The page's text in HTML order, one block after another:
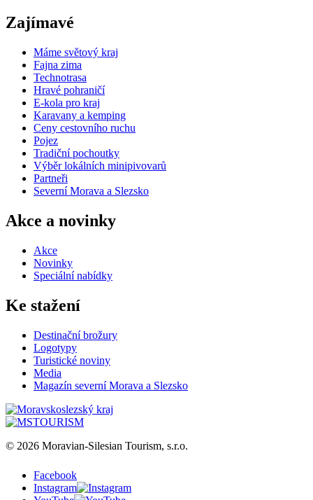
Zajímavé
Máme světový kraj
Fajna zima
Technotrasa
Hravé pohraničí
E-kola pro kraj
Karavany a kemping
Ceny cestovního ruchu
Pojez
Tradiční pochoutky
Výběr lokálních minipivovarů
Partneři
Severní Morava a Slezsko
Akce a novinky
Akce
Novinky
Speciální nabídky
Ke stažení
Destinační brožury
Logotypy
Turistické noviny
Media
Magazín severní Morava a Slezsko
© 2026 Moravian-Silesian Tourism, s.r.o.
Facebook
Instagram